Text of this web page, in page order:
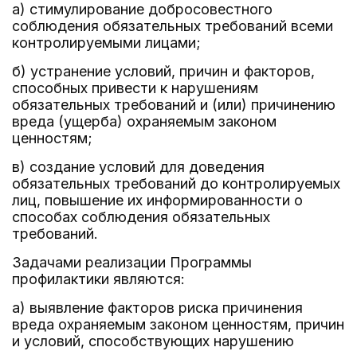
а) стимулирование добросовестного
соблюдения обязательных требований всеми
контролируемыми лицами;
б) устранение условий, причин и факторов,
способных привести к нарушениям
обязательных требований и (или) причинению
вреда (ущерба) охраняемым законом
ценностям;
в) создание условий для доведения
обязательных требований до контролируемых
лиц, повышение их информированности о
способах соблюдения обязательных
требований.
Задачами реализации Программы
профилактики являются:
а) выявление факторов риска причинения
вреда охраняемым законом ценностям, причин
и условий, способствующих нарушению